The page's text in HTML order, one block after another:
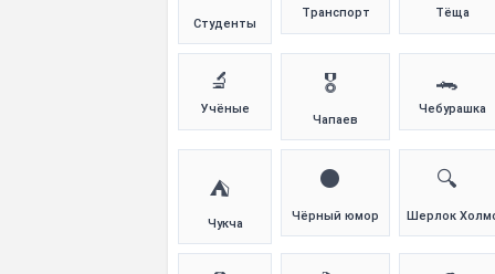
Студенты
Транспорт Тёща
🔬
Учёные
🎖️
Чапаев
🐊
Чебурашка
⛺
Чукча
⚫
Чёрный юмор
🔍
Шерлок